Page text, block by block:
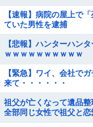
【速報】病院の屋上で
ていた男性を逮捕
【悲報】ハンターハン
ｗｗｗｗｗｗｗｗｗｗ
【緊急】ワイ、会社で
来て・・・・・・
祖父が亡くなって遺品整
全部同じ女性で祖父と